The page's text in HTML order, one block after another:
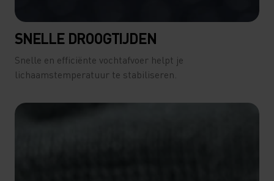
SNELLE DROOGTIJDEN
Snelle en efficiënte vochtafvoer helpt je
lichaamstemperatuur te stabiliseren.